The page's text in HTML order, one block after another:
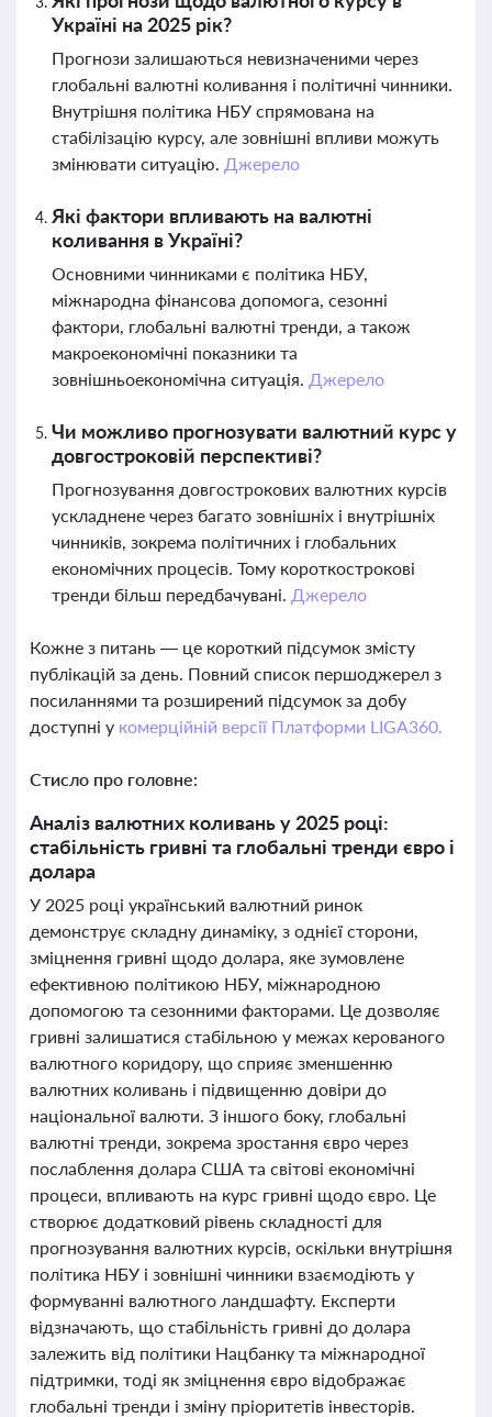
Україні на 2025 рік?
Прогнози залишаються невизначеними через
глобальні валютні коливання і політичні чинники.
Внутрішня політика НБУ спрямована на
стабілізацію курсу, але зовнішні впливи можуть
змінювати ситуацію. Джерело
Які фактори впливають на валютні
коливання в Україні?
Основними чинниками є політика НБУ,
міжнародна фінансова допомога, сезонні
фактори, глобальні валютні тренди, а також
макроекономічні показники та
зовнішньоекономічна ситуація. Джерело
Чи можливо прогнозувати валютний курс у
довгостроковій перспективі?
Прогнозування довгострокових валютних курсів
ускладнене через багато зовнішніх і внутрішніх
чинників, зокрема політичних і глобальних
економічних процесів. Тому короткострокові
тренди більш передбачувані. Джерело
Кожне з питань — це короткий підсумок змісту
публікацій за день. Повний список першоджерел з
посиланнями та розширений підсумок за добу
доступні у комерційній версії Платформи LIGA360.
Стисло про головне:
Аналіз валютних коливань у 2025 році:
стабільність гривні та глобальні тренди євро і
долара
У 2025 році український валютний ринок
демонструє складну динаміку, з однієї сторони,
зміцнення гривні щодо долара, яке зумовлене
ефективною політикою НБУ, міжнародною
допомогою та сезонними факторами. Це дозволяє
гривні залишатися стабільною у межах керованого
валютного коридору, що сприяє зменшенню
валютних коливань і підвищенню довіри до
національної валюти. З іншого боку, глобальні
валютні тренди, зокрема зростання євро через
послаблення долара США та світові економічні
процеси, впливають на курс гривні щодо євро. Це
створює додатковий рівень складності для
прогнозування валютних курсів, оскільки внутрішня
політика НБУ і зовнішні чинники взаємодіють у
формуванні валютного ландшафту. Експерти
відзначають, що стабільність гривні до долара
залежить від політики Нацбанку та міжнародної
підтримки, тоді як зміцнення євро відображає
глобальні тренди і зміну пріоритетів інвесторів.